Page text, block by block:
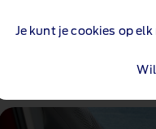
Je kunt je cookies op